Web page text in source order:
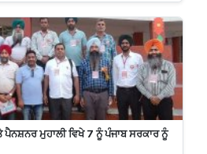
ਮੁਹਾਲੀ ਵਿਖੇ 7 ਨੂੰ ਪੰਜਾਬ ਸਰਕਾਰ ਨੂੰ